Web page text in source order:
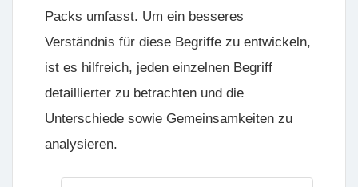
Packs umfasst. Um ein besseres
Verständnis für diese Begriffe zu entwickeln,
ist es hilfreich, jeden einzelnen Begriff
detaillierter zu betrachten und die
Unterschiede sowie Gemeinsamkeiten zu
analysieren.